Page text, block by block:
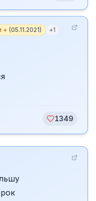
+ (05.11.2021) +1
1349